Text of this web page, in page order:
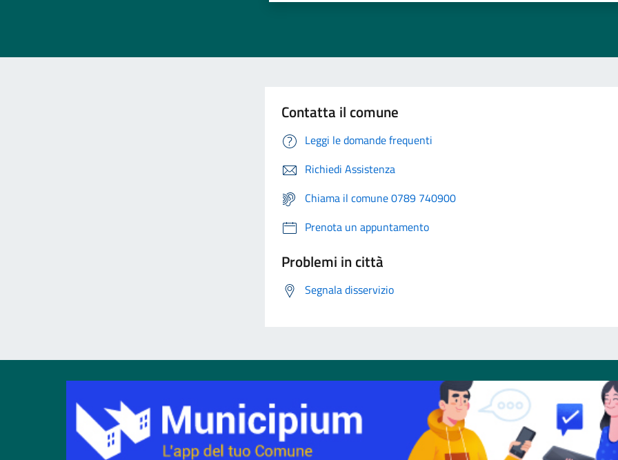
Contatta il comune
Leggi le domande frequenti
Richiedi Assistenza
Chiama il comune 0789 740900
Prenota un appuntamento
Problemi in città
Segnala disservizio